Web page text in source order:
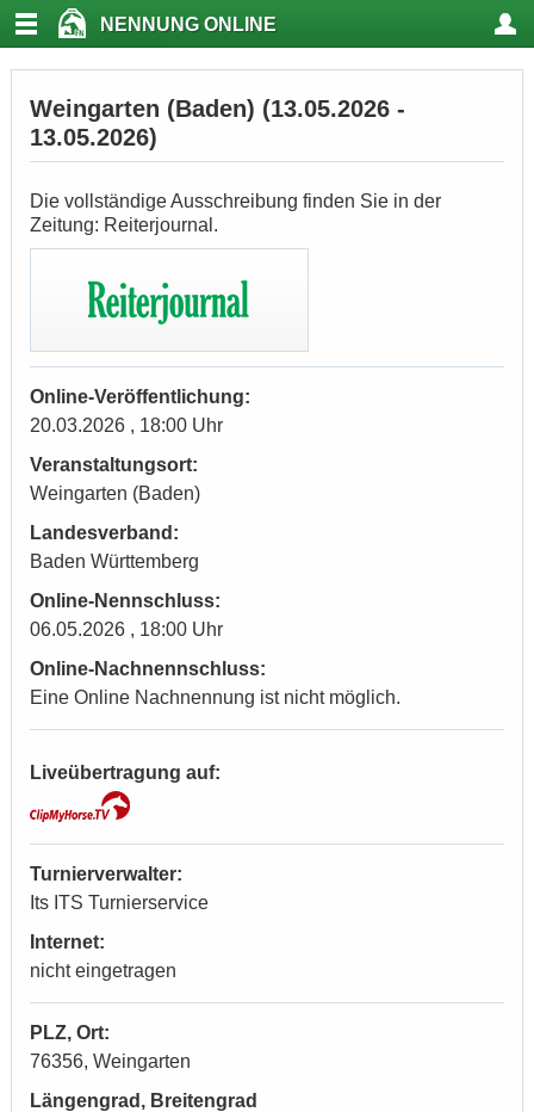
NENNUNG ONLINE
Weingarten (Baden) (13.05.2026 -
13.05.2026)
Die vollständige Ausschreibung finden Sie in der
Zeitung: Reiterjournal.
Online-Veröffentlichung:
20.03.2026 , 18:00 Uhr
Veranstaltungsort:
Weingarten (Baden)
Landesverband:
Baden Württemberg
Online-Nennschluss:
06.05.2026 , 18:00 Uhr
Online-Nachnennschluss:
Eine Online Nachnennung ist nicht möglich.
Liveübertragung auf:
Turnierverwalter:
Its ITS Turnierservice
Internet:
nicht eingetragen
PLZ, Ort:
76356, Weingarten
Längengrad, Breitengrad